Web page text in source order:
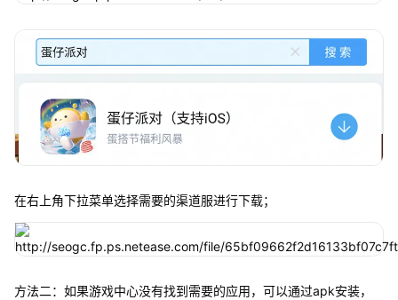
在右上角下拉菜单选择需要的渠道服进行下载；
方法二：如果游戏中心没有找到需要的应用，可以通过apk安装，